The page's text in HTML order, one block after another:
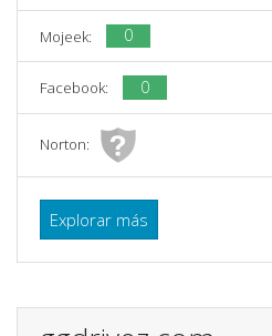
Mojeek: 0
Facebook: 0
Norton:
Explorar más